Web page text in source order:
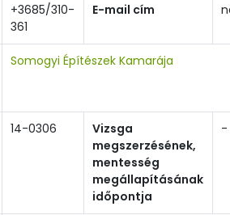
+3685/310-
361
E-mail cím
Somogyi Építészek Kamarája
14-0306
Vizsga
megszerzésének,
mentesség
megállapításának
időpontja
-